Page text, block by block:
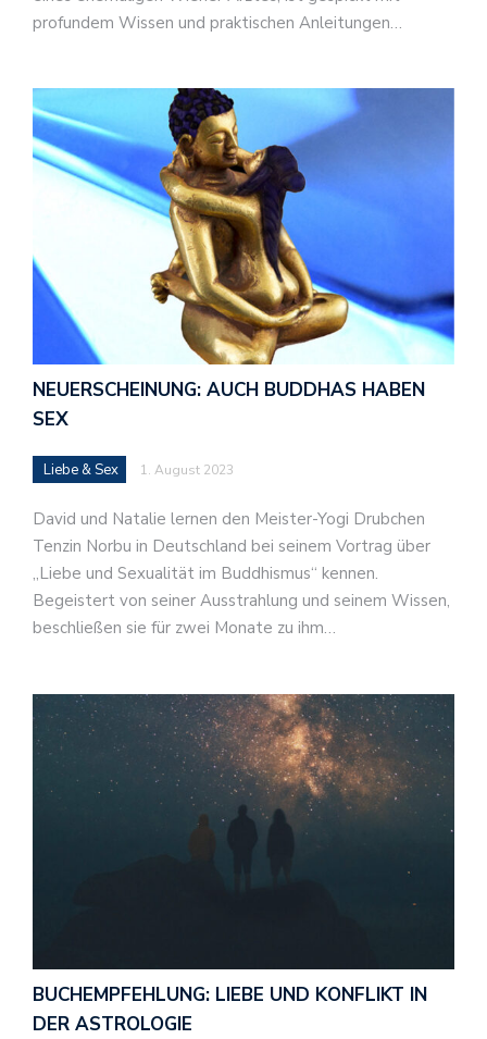
profundem Wissen und praktischen Anleitungen…
NEUERSCHEINUNG: AUCH BUDDHAS HABEN
SEX
Liebe & Sex 1. August 2023
David und Natalie lernen den Meister-Yogi Drubchen
Tenzin Norbu in Deutschland bei seinem Vortrag über
„Liebe und Sexualität im Buddhismus“ kennen.
Begeistert von seiner Ausstrahlung und seinem Wissen,
beschließen sie für zwei Monate zu ihm…
BUCHEMPFEHLUNG: LIEBE UND KONFLIKT IN
DER ASTROLOGIE